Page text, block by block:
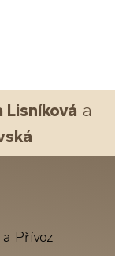
Lisníková a
Přívoz